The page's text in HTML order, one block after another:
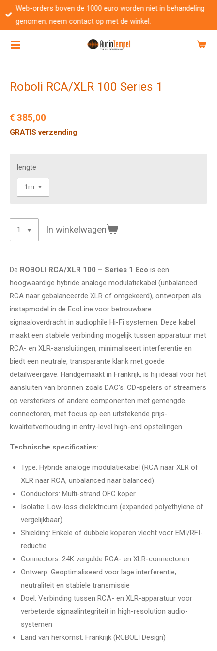
Ga
direct
de
Web-orders boven de 1000 euro worden niet in behandeling
genomen, neem contact op met de winkel.
Roboli RCA/XLR 100 Series 1
€ 385,00
GRATIS verzending
lengte
In winkelwagen
De ROBOLI RCA/XLR 100 – Series 1 Eco is een
hoogwaardige hybride analoge modulatiekabel (unbalanced
RCA naar gebalanceerde XLR of omgekeerd), ontworpen als
instapmodel in de EcoLine voor betrouwbare
signaaloverdracht in audiophile Hi-Fi systemen. Deze kabel
maakt een stabiele verbinding mogelijk tussen apparatuur met
RCA- en XLR-aansluitingen, minimaliseert interferentie en
biedt een neutrale, transparante klank met goede
detailweergave. Handgemaakt in Frankrijk, is hij ideaal voor het
aansluiten van bronnen zoals DAC's, CD-spelers of streamers
op versterkers of andere componenten met gemengde
connectoren, met focus op een uitstekende prijs-
kwaliteitverhouding in entry-level high-end opstellingen.
Technische specificaties:
Type: Hybride analoge modulatiekabel (RCA naar XLR of
XLR naar RCA, unbalanced naar balanced)
Conductors: Multi-strand OFC koper
Isolatie: Low-loss diëlektricum (expanded polyethylene of
vergelijkbaar)
Shielding: Enkele of dubbele koperen vlecht voor EMI/RFI-
reductie
Connectors: 24K vergulde RCA- en XLR-connectoren
Ontwerp: Geoptimaliseerd voor lage interferentie,
neutraliteit en stabiele transmissie
Doel: Verbinding tussen RCA- en XLR-apparatuur voor
verbeterde signaalintegriteit in high-resolution audio-
systemen
Land van herkomst: Frankrijk (ROBOLI Design)